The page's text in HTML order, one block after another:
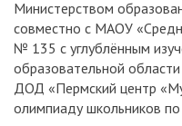
Министерством
совместно с МАОУ
№ 135 с углублённым
образовательной
ДОД «Пермский центр
олимпиаду школьников